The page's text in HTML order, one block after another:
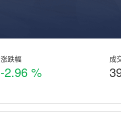
涨跌幅
-2.96 %
成